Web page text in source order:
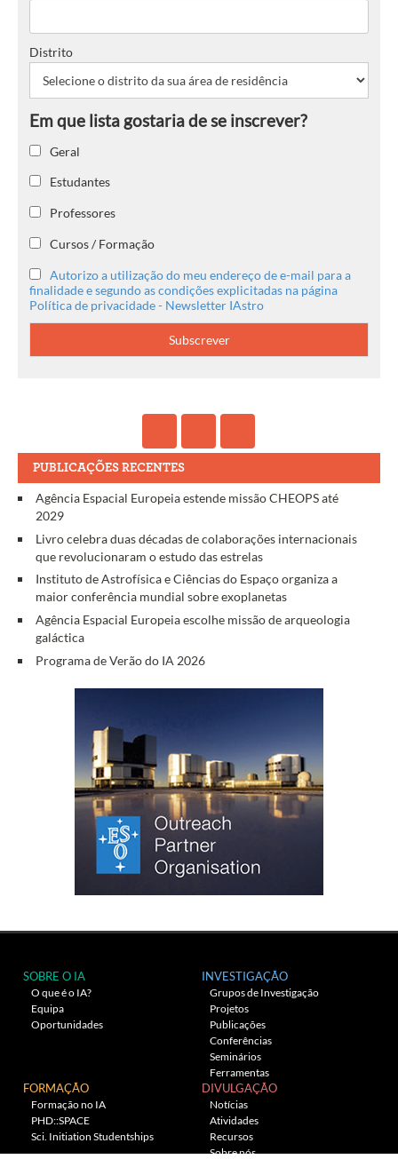
Distrito
Geral
Estudantes
Professores
Cursos / Formação
Autorizo a utilização do meu endereço de e-mail para a
finalidade e segundo as condições explicitadas na página
Política de privacidade - Newsletter IAstro
PUBLICAÇÕES RECENTES
Agência Espacial Europeia estende missão CHEOPS até
2029
Livro celebra duas décadas de colaborações internacionais
que revolucionaram o estudo das estrelas
Instituto de Astrofísica e Ciências do Espaço organiza a
maior conferência mundial sobre exoplanetas
Agência Espacial Europeia escolhe missão de arqueologia
galáctica
Programa de Verão do IA 2026
SOBRE O IA
O que é o IA?
Equipa
Oportunidades
INVESTIGAÇÃO
Grupos de Investigação
Projetos
Publicações
Conferências
Seminários
Ferramentas
FORMAÇÃO
Formação no IA
PHD::SPACE
Sci. Initiation Studentships
DIVULGAÇÃO
Notícias
Atividades
Recursos
Sobre nós